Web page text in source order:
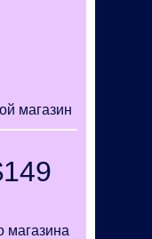
магазина
магазин